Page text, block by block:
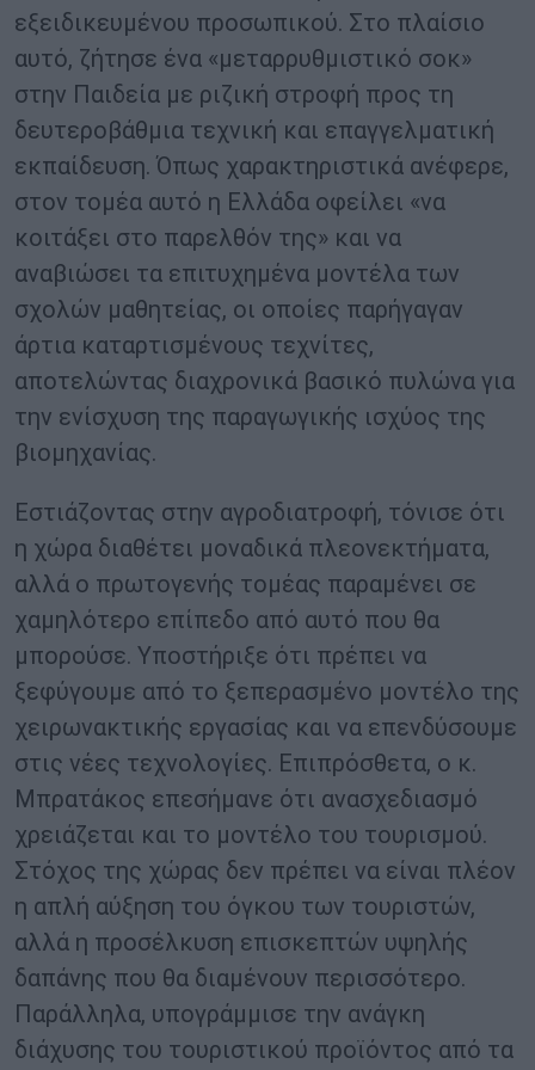
εξειδικευμένου προσωπικού. Στο πλαίσιο
αυτό, ζήτησε ένα «μεταρρυθμιστικό σοκ»
στην Παιδεία με ριζική στροφή προς τη
δευτεροβάθμια τεχνική και επαγγελματική
εκπαίδευση. Όπως χαρακτηριστικά ανέφερε,
στον τομέα αυτό η Ελλάδα οφείλει «να
κοιτάξει στο παρελθόν της» και να
αναβιώσει τα επιτυχημένα μοντέλα των
σχολών μαθητείας, οι οποίες παρήγαγαν
άρτια καταρτισμένους τεχνίτες,
αποτελώντας διαχρονικά βασικό πυλώνα για
την ενίσχυση της παραγωγικής ισχύος της
βιομηχανίας.
Εστιάζοντας στην αγροδιατροφή, τόνισε ότι
η χώρα διαθέτει μοναδικά πλεονεκτήματα,
αλλά ο πρωτογενής τομέας παραμένει σε
χαμηλότερο επίπεδο από αυτό που θα
μπορούσε. Υποστήριξε ότι πρέπει να
ξεφύγουμε από το ξεπερασμένο μοντέλο της
χειρωνακτικής εργασίας και να επενδύσουμε
στις νέες τεχνολογίες. Επιπρόσθετα, ο κ.
Μπρατάκος επεσήμανε ότι ανασχεδιασμό
χρειάζεται και το μοντέλο του τουρισμού.
Στόχος της χώρας δεν πρέπει να είναι πλέον
η απλή αύξηση του όγκου των τουριστών,
αλλά η προσέλκυση επισκεπτών υψηλής
δαπάνης που θα διαμένουν περισσότερο.
Παράλληλα, υπογράμμισε την ανάγκη
διάχυσης του τουριστικού προϊόντος από τα